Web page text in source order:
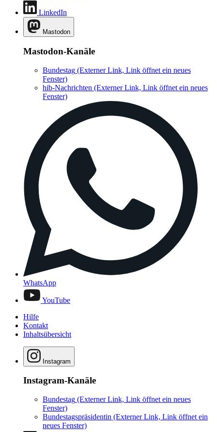
LinkedIn
Mastodon
Mastodon-Kanäle
Bundestag (Externer Link, Link öffnet ein neues
Fenster)
hib-Nachrichten (Externer Link, Link öffnet ein neues
Fenster)
WhatsApp
YouTube
Hilfe
Kontakt
Inhaltsübersicht
Instagram
Instagram-Kanäle
Bundestag (Externer Link, Link öffnet ein neues
Fenster)
Bundestagspräsidentin (Externer Link, Link öffnet ein
neues Fenster)